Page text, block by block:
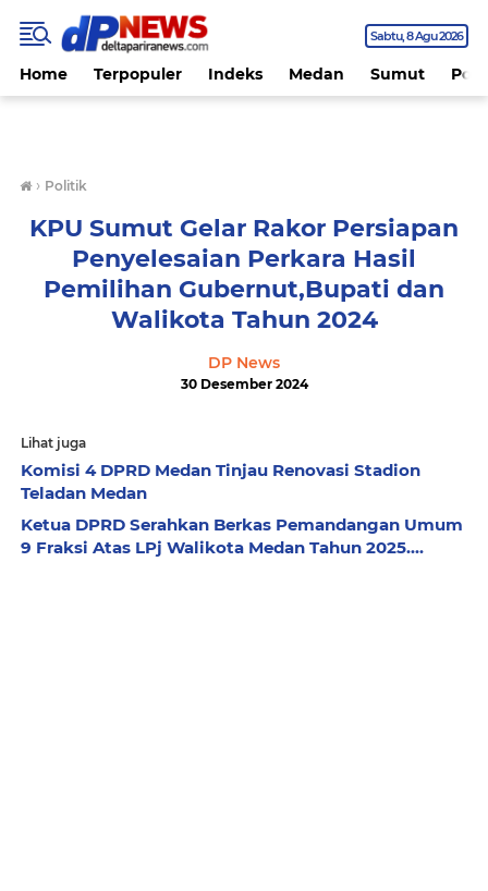
Sabtu 8 Agu 2026
Home Terpopuler Indeks Medan Sumut
› Politik
KPU Sumut Gelar Rakor Persiapan
Penyelesaian Perkara Hasil
Pemilihan Gubernut,Bupati dan
Walikota Tahun 2024
DP News
30 Desember 2024
Lihat juga
Komisi 4 DPRD Medan Tinjau Renovasi Stadion
Teladan Medan
Ketua DPRD Serahkan Berkas Pemandangan Umum
9 Fraksi Atas LPj Walikota Medan Tahun 2025....